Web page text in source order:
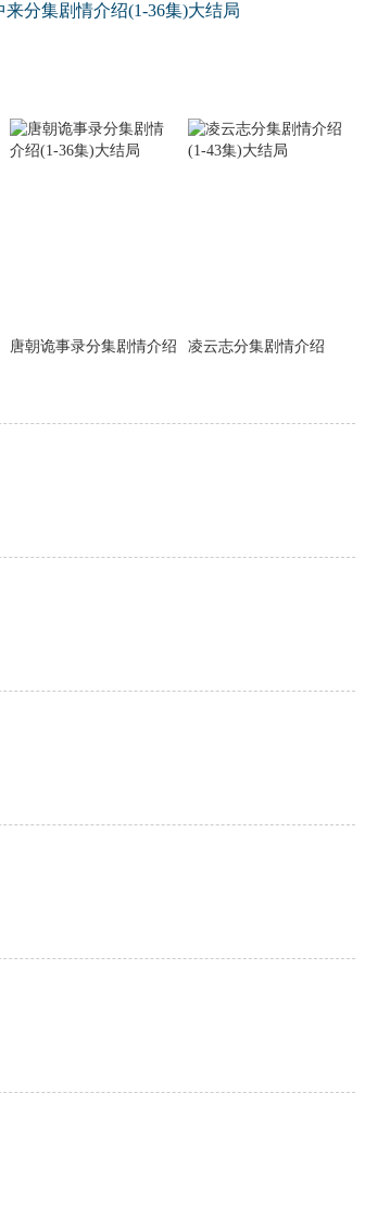
来分集剧情介绍(1-36集)大结局
唐朝诡事录分集剧情介绍 凌云志分集剧情介绍